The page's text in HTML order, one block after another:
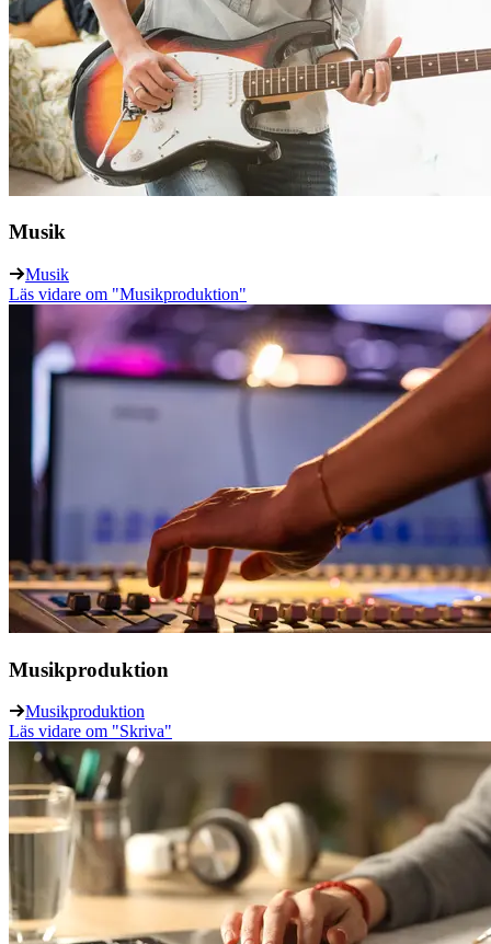
Musik
Musik
Läs vidare om "Musikproduktion"
Musikproduktion
Musikproduktion
Läs vidare om "Skriva"